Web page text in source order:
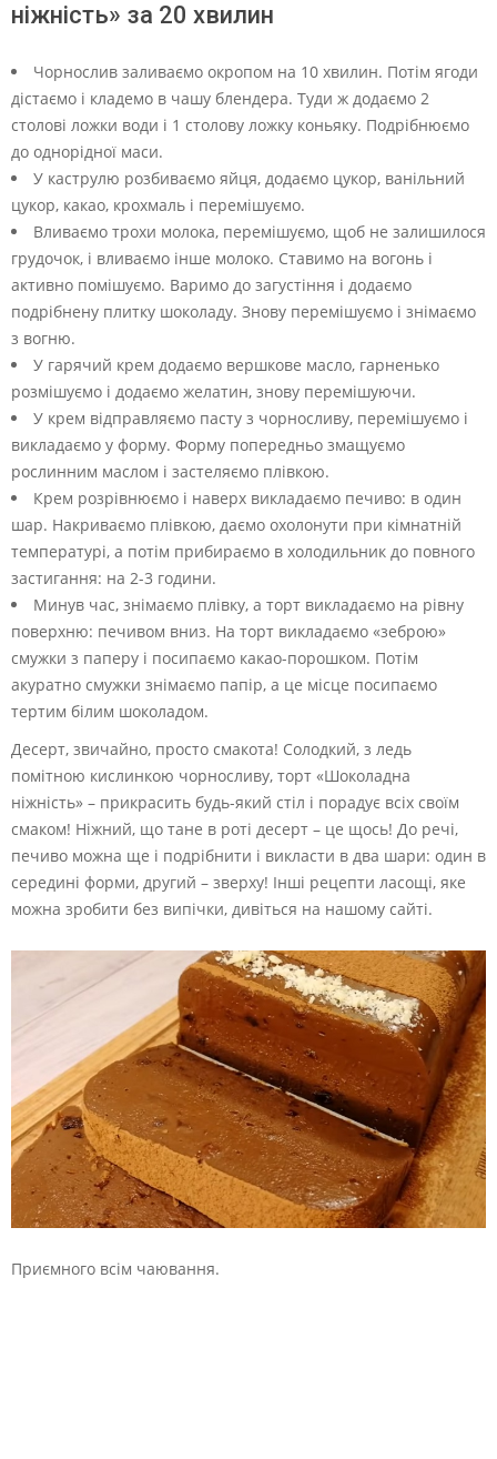
ніжність» за 20 хвилин
Чорнослив заливаємо окропом на 10 хвилин. Потім ягоди
дістаємо і кладемо в чашу блендера. Туди ж додаємо 2
столові ложки води і 1 столову ложку коньяку. Подрібнюємо
до однорідної маси.
У каструлю розбиваємо яйця, додаємо цукор, ванільний
цукор, какао, крохмаль і перемішуємо.
Вливаємо трохи молока, перемішуємо, щоб не залишилося
грудочок, і вливаємо інше молоко. Ставимо на вогонь і
активно помішуємо. Варимо до загустіння і додаємо
подрібнену плитку шоколаду. Знову перемішуємо і знімаємо
з вогню.
У гарячий крем додаємо вершкове масло, гарненько
розмішуємо і додаємо желатин, знову перемішуючи.
У крем відправляємо пасту з чорносливу, перемішуємо і
викладаємо у форму. Форму попередньо змащуємо
рослинним маслом і застеляємо плівкою.
Крем розрівнюємо і наверх викладаємо печиво: в один
шар. Накриваємо плівкою, даємо охолонути при кімнатній
температурі, а потім прибираємо в холодильник до повного
застигання: на 2-3 години.
Минув час, знімаємо плівку, а торт викладаємо на рівну
поверхню: печивом вниз. На торт викладаємо «зеброю»
смужки з паперу і посипаємо какао-порошком. Потім
акуратно смужки знімаємо папір, а це місце посипаємо
тертим білим шоколадом.
Десерт, звичайно, просто смакота! Солодкий, з ледь
помітною кислинкою чорносливу, торт «Шоколадна
ніжність» – прикрасить будь-який стіл і порадує всіх своїм
смаком! Ніжний, що тане в роті десерт – це щось! До речі,
печиво можна ще і подрібнити і викласти в два шари: один в
середині форми, другий – зверху! Інші рецепти ласощі, яке
можна зробити без випічки, дивіться на нашому сайті.
Приємного всім чаювання.